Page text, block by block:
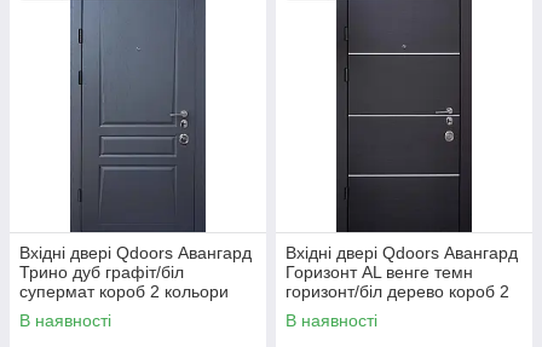
Вхідні двері Qdoors Авангард
Трино дуб графіт/біл
супермат короб 2 кольори
В наявності
Вхідні двері Qdoors Авангард
Горизонт AL венге темн
горизонт/біл дерево короб 2
кольори
В наявності